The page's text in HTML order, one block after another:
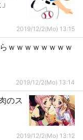
2019/12/2(Mo) 13:15
ｗｗｗｗｗｗｗｗ
2019/12/2(Mo) 13:14
のス
2019/12/2(Mo) 13:12